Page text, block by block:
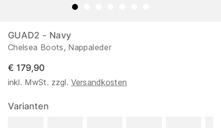
GUAD2 - Navy
Chelsea Boots, Nappaleder
€ 179,90
inkl. MwSt. zzgl. Versandkosten
Varianten